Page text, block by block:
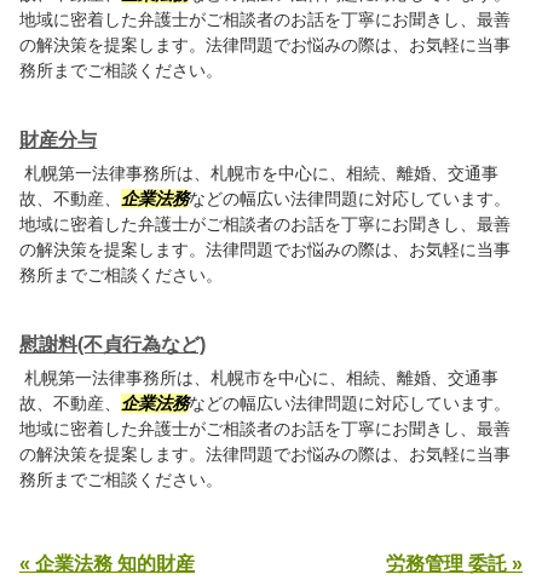
地域に密着した弁護士がご相談者のお話を丁寧にお聞きし、最善
の解決策を提案します。法律問題でお悩みの際は、お気軽に当事
務所までご相談ください。
財産分与
札幌第一法律事務所は、札幌市を中心に、相続、離婚、交通事
故、不動産、 企業法務などの幅広い法律問題に対応しています。
地域に密着した弁護士がご相談者のお話を丁寧にお聞きし、最善
の解決策を提案します。法律問題でお悩みの際は、お気軽に当事
務所までご相談ください。
慰謝料(不貞行為など)
札幌第一法律事務所は、札幌市を中心に、相続、離婚、交通事
故、不動産、 企業法務などの幅広い法律問題に対応しています。
地域に密着した弁護士がご相談者のお話を丁寧にお聞きし、最善
の解決策を提案します。法律問題でお悩みの際は、お気軽に当事
務所までご相談ください。
« 企業法務 知的財産 労務管理 委託 »